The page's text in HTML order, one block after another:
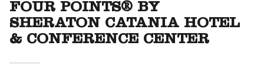
FOUR POINTS® BY
SHERATON CATANIA HOTEL
& CONFERENCE CENTER